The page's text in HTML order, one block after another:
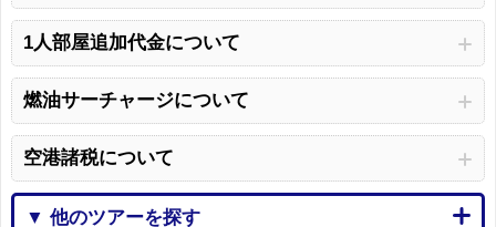
1人部屋追加代金について
燃油サーチャージについて
空港諸税について
▼ 他のツアーを探す